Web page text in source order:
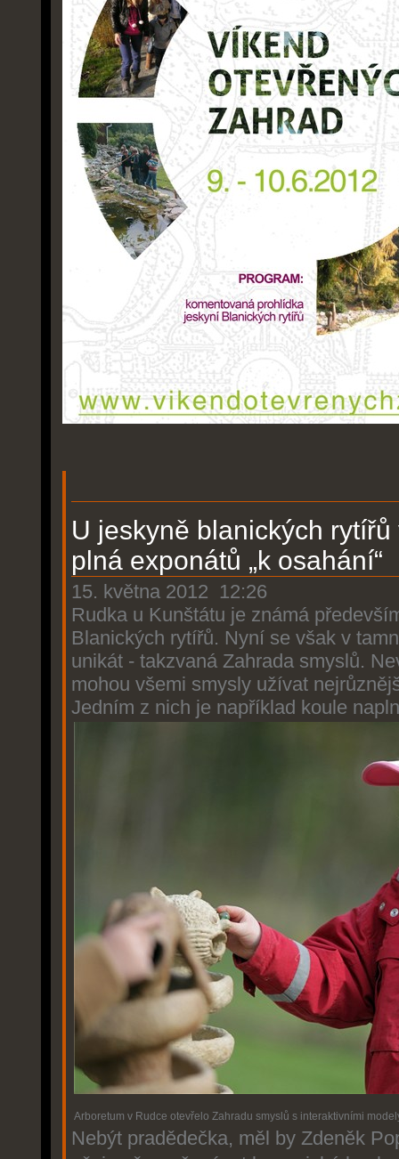
U jeskyně blanických
plná exponátů „k osahání“
15. května 2012 12:26
Rudka u Kunštátu je známá
Blanických rytířů. Nyní se však v
unikát - takzvaná Zahrada smyslů.
mohou všemi smysly užívat
Jedním z nich je například koule
Arboretum v Rudce otevřelo Zahradu smyslů s interaktivními
Nebýt pradědečka, měl by Zdeněk